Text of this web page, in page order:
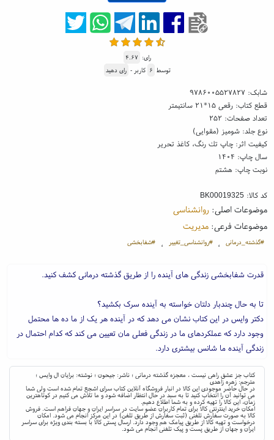
رای: ۴.۶۷
توسط ۶ کاربر - رای دهید
شابک: ۹۷۸۶۰۰۵۵۲۷۸۲۷
قطع کتاب: رقعی ۱۵*۲۱ سانتیمتر
تعداد صفحات: ۲۵۲
نوع جلد: شومیز (مقوایی)
کیفیت اثر: چاپ تك رنگ، کاغذ تحریر
سال چاپ: ۱۴۰۴
نوبت چاپ: هشتم
کد کالا:BK00019325
موضوعات اصلی: روانشناسی
موضوعات فرعی:مدیریت
#گذشته_درمانی ، #روانشناسی_تغییر ، #شفابخشی
قدرت شفابخشی زندگی های آینده را از طریق گذشته درمانی کشف کنید.
تا به حال چندبار دلتان خواسته به آینده سرک بکشید؟
دکتر وایس در این کتاب نشان می دهد که در آینده هر یک از ما ده ها محتمل
وجود دارد که عملکردهای ما در زندگی فعلی مان تعیین می کند که کدام احتمال در
زندگی آینده ما شانس بیشتری دارد.
کتاب جز عشق راهی نیست ، معجزه گذشته درمانی ؛ ناشر: جیحون ؛ نوشته: برایان ال وایس ؛
مترجم: زهره زاهدی
در حال حاضر موجودی این کالا در انبار فروشگاه آنلاین کتاب سرای اشجع تمام شده است ولی شما
می توانید آن را انتخاب کنید تا به سبد در حال انتظار اضافه شود و ما تلاش می کنیم در کوتاهترین
زمان، این کالا را تهیه کرده و به شما اطلاع دهیم.
امکان خرید اینترنتی کالا برای تمام کاربران عضو سایت در سراسر ایران و جهان فراهم است. فروش
کالا به صورت سفارش تلفنی (ثبت سفارش از طریق تلفن) در این مرکز انجام می شود. امکان
درخواست و تهیه کالا از طریق پیامک هم وجود دارد. ارسال پستی کالا با بسته بندی ویژه برای سراسر
ایران و جهان از طریق پست و پیک تلفنی انجام می شود.